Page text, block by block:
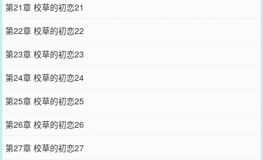
第21章 校草的初恋21
第22章 校草的初恋22
第23章 校草的初恋23
第24章 校草的初恋24
第25章 校草的初恋25
第26章 校草的初恋26
第27章 校草的初恋27